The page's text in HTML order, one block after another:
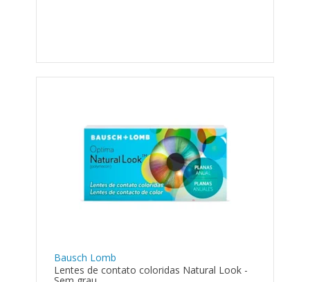
Bausch Lomb
Lentes de contato coloridas Natural Look -